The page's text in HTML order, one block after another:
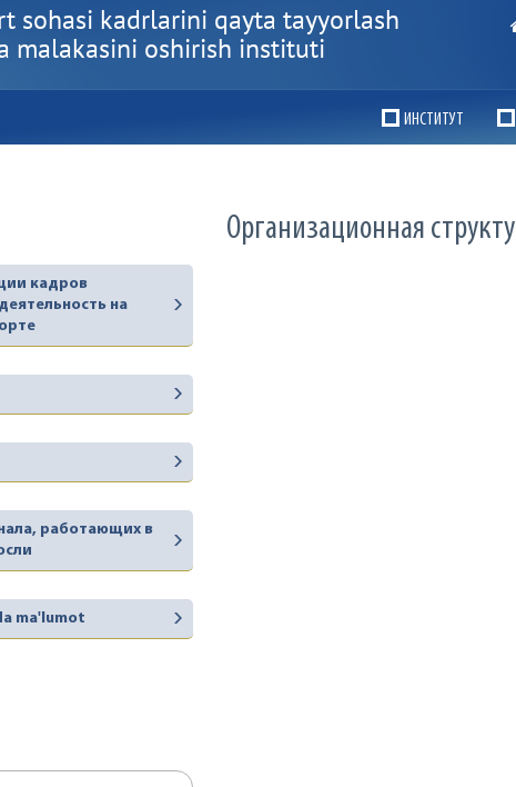
sohasi kadrlarini qayta tayyorlash
malakasini oshirish instituti
ИНСТИТУТ
кадров
на
работающих в
ma'lumot
Организационная